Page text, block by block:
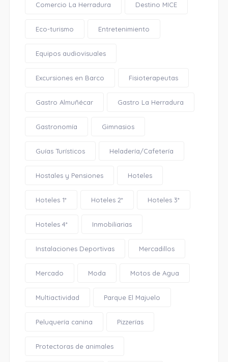
Comercio La Herradura Destino MICE
Eco-turismo Entretenimiento
Equipos audiovisuales
Excursiones en Barco Fisioterapeutas
Gastro Almuñécar Gastro La Herradura
Gastronomía Gimnasios
Guías Turísticos Heladería/Cafetería
Hostales y Pensiones Hoteles
Hoteles 1* Hoteles 2* Hoteles 3*
Hoteles 4* Inmobiliarias
Instalaciones Deportivas Mercadillos
Mercado Moda Motos de Agua
Multiactividad Parque El Majuelo
Peluquería canina Pizzerías
Protectoras de animales